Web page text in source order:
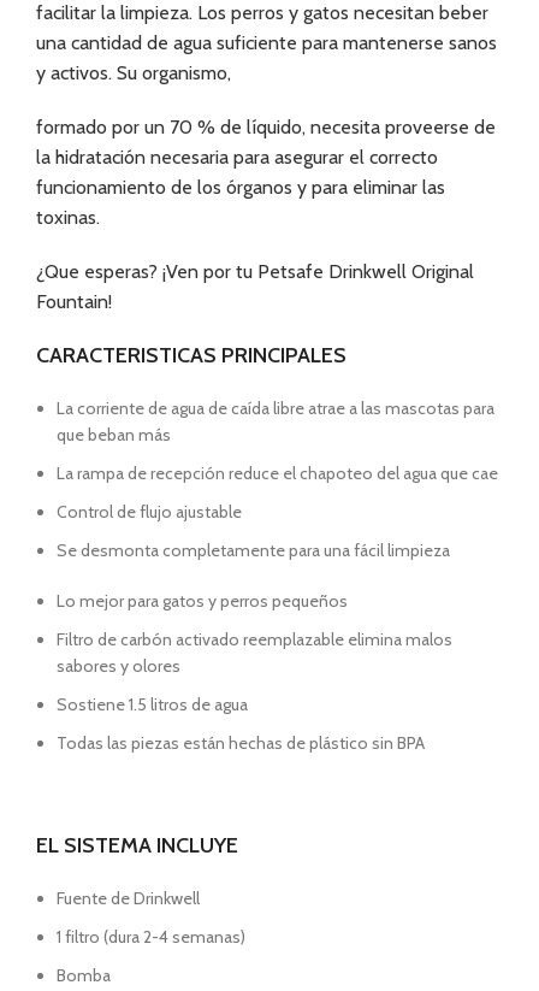
facilitar la limpieza. Los perros y gatos necesitan beber
una cantidad de agua suficiente para mantenerse sanos
y activos. Su organismo,
formado por un 70 % de líquido, necesita proveerse de
la hidratación necesaria para asegurar el correcto
funcionamiento de los órganos y para eliminar las
toxinas.
¿Que esperas? ¡Ven por tu Petsafe Drinkwell Original
Fountain!
CARACTERISTICAS PRINCIPALES
La corriente de agua de caída libre atrae a las mascotas para
que beban más
La rampa de recepción reduce el chapoteo del agua que cae
Control de flujo ajustable
Se desmonta completamente para una fácil limpieza
Lo mejor para gatos y perros pequeños
Filtro de carbón activado reemplazable elimina malos
sabores y olores
Sostiene 1.5 litros de agua
Todas las piezas están hechas de plástico sin BPA
EL SISTEMA INCLUYE
Fuente de Drinkwell
1 filtro (dura 2-4 semanas)
Bomba